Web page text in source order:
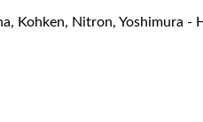
Kohken, Nitron, Yoshimura -